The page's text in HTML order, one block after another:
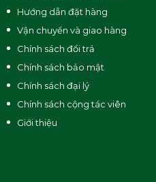
Hướng dẫn đặt hàng
Vận chuyển và giao hàng
Chính sách đổi trả
Chính sách bảo mật
Chính sách đại lý
Chính sách cộng tác viên
Giới thiệu